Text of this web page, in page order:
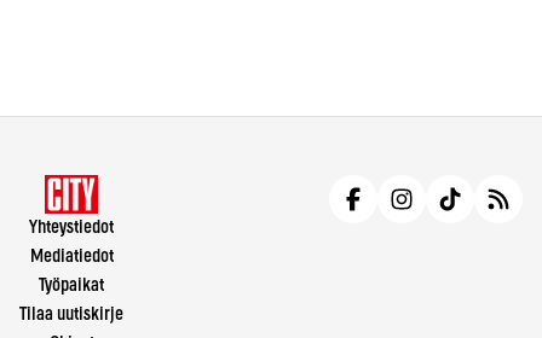
Yhteystiedot
Mediatiedot
Työpaikat
Tilaa uutiskirje